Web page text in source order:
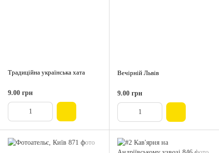
Традиційна українська хата
9.00 грн
Вечірній Львів
9.00 грн